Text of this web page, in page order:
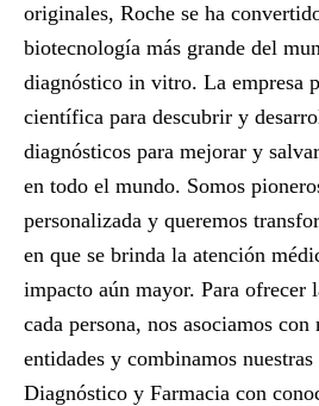
originales, Roche se ha
biotecnología más grande del
diagnóstico in vitro. La empresa
científica para descubrir y
diagnósticos para mejorar y
en todo el mundo. Somos
personalizada y queremos
en que se brinda la atención
impacto aún mayor. Para ofrecer
cada persona, nos asociamos con
entidades y combinamos
Diagnóstico y Farmacia con